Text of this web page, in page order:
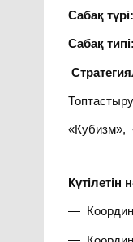
Сабақ түрі:
Сабақ типі:
«Кубизм»,
Күтілетін
—